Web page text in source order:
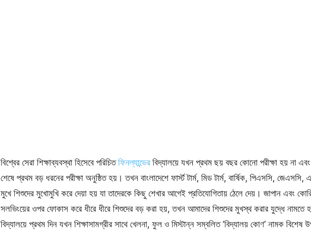
বিশ্বের সেরা শিক্ষাব্যবস্থা হিসেবে পরিচিতফিনল্যান্ডের বিদ্যালয়ে যখন প্রথম ছয় বছর কোনো পরীক্ষা হয় না
শেষে প্রথম বড় ধরনের পরীক্ষা অনুষ্ঠিত হয়। তখন বাংলাদেশে ফার্স্ট টার্ম, মিড টার্ম, বার্ষিক, পিএসসি,
মুখে শিশুদের মুখোমুখি করে দেয়া হয় যা তাদেরকে কিছু শেখার আগেই প্রতিযোগিতায় ঠেলে দেয়। জাপান এবং
সলভিংয়ের ওপর ফোকাস করে ধীরে ধীরে শিশুদের বড় করা হয়, তখন আমাদের শিশুদের মুখস্থ করার যুদ্ধে নামতে
বিদ্যালয়ে প্রথম দিন যখন শিক্ষাসামগ্রীর সাথে খেলনা, ফুল ও মিস্টান্ন সম্বলিত ‘বিদ্যালয় কোণ’ নামক বিশেষ